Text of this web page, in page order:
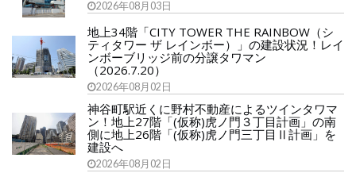
2026年08月03日
地上34階「CITY TOWER THE RAINBOW（シ
ティタワー ザ レインボー）」の建設状況！レイ
ンボーブリッジ前の分譲タワマン
（2026.7.20）
2026年08月02日
神谷町駅近くに野村不動産によるツインタワマ
ン！地上27階「(仮称)虎ノ門３丁目計画」の南
側に地上26階「(仮称)虎ノ門三丁目Ⅱ計画」を
建設へ
2026年08月02日